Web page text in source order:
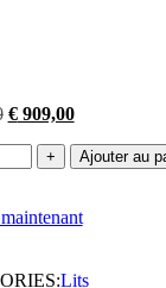
Le
initial
€909,00Le
actuel
Ajouter au
Lits